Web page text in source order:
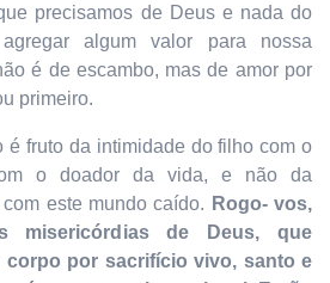
precisamos de Deus e nada do
algum valor para nossa
é de escambo, mas de amor por
primeiro.
é fruto da intimidade do filho com o
o doador da vida, e não da
este mundo caído. Rogo- vos,
misericórdias de Deus, que
por sacrifício vivo, santo e